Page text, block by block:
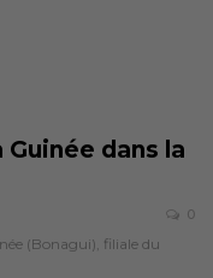
dans la
0
(Bonagui), filiale du